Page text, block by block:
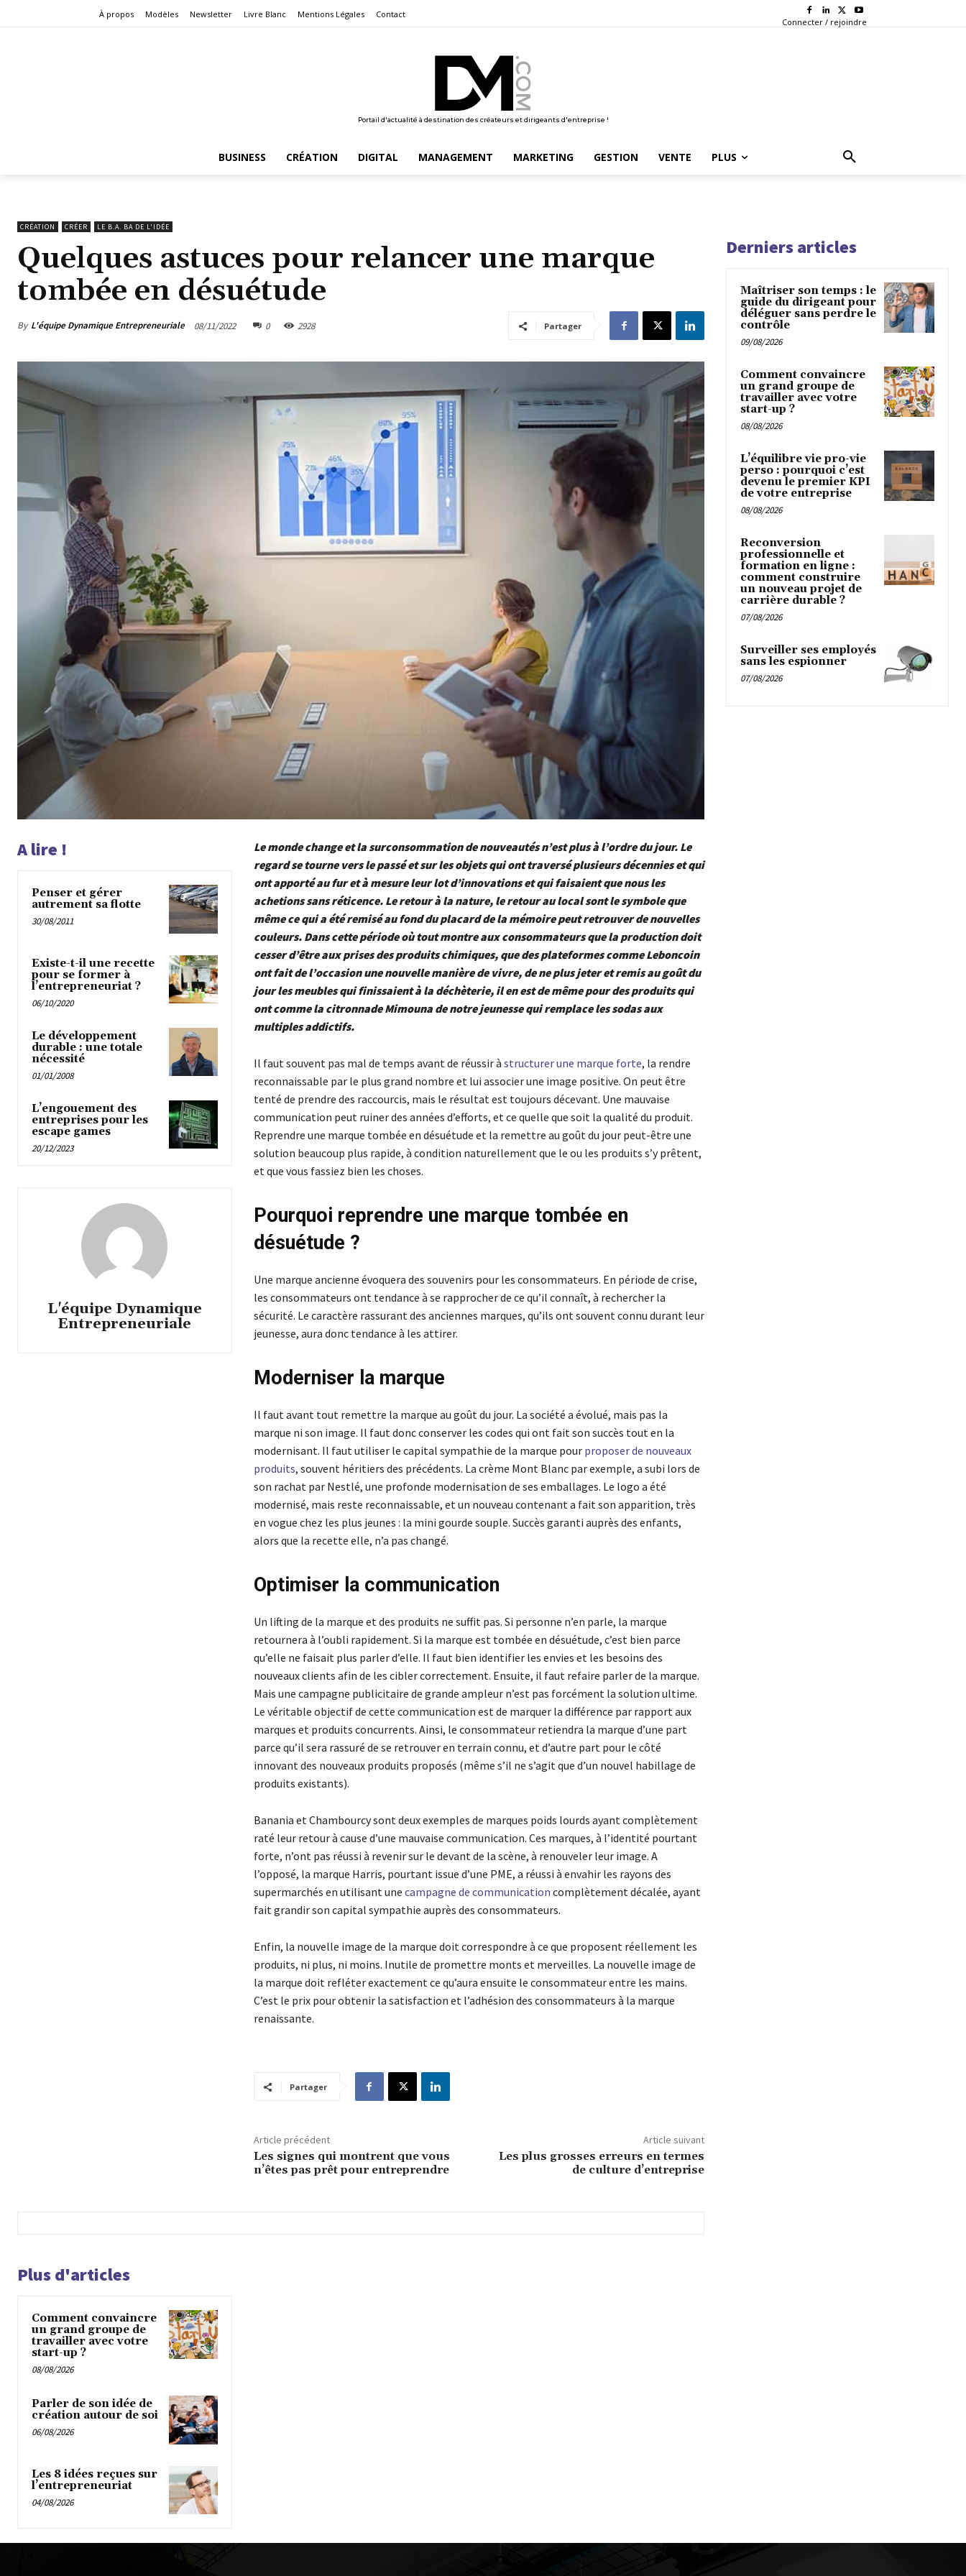
À propos Modèles Newsletter Livre Blanc Mentions Légales Contact
Connecter / rejoindre
Portail d'actualité à destination des créateurs et dirigeants d'entreprise !
BUSINESS CRÉATION DIGITAL MANAGEMENT MARKETING GESTION VENTE PLUS
CRÉATION CRÉER LE B.A. BA DE L'IDÉE
Quelques astuces pour relancer une marque
tombée en désuétude
By L'équipe Dynamique Entrepreneuriale 08/11/2022 0 2928 Partager
A lire !
Penser et gérer
autrement sa flotte
30/08/2011
Existe-t-il une recette
pour se former à
l’entrepreneuriat ?
06/10/2020
Le développement
durable : une totale
nécessité
01/01/2008
L’engouement des
entreprises pour les
escape games
20/12/2023
L'équipe Dynamique
Entrepreneuriale
Le monde change et la surconsommation de nouveautés n’est plus à l’ordre du jour. Le
regard se tourne vers le passé et sur les objets qui ont traversé plusieurs décennies et qui
ont apporté au fur et à mesure leur lot d’innovations et qui faisaient que nous les
achetions sans réticence. Le retour à la nature, le retour au local sont le symbole que
même ce qui a été remisé au fond du placard de la mémoire peut retrouver de nouvelles
couleurs. Dans cette période où tout montre aux consommateurs que la production doit
cesser d’être aux prises des produits chimiques, que des plateformes comme Leboncoin
ont fait de l’occasion une nouvelle manière de vivre, de ne plus jeter et remis au goût du
jour les meubles qui finissaient à la déchèterie, il en est de même pour des produits qui
ont comme la citronnade Mimouna de notre jeunesse qui remplace les sodas aux
multiples addictifs.
Il faut souvent pas mal de temps avant de réussir à structurer une marque forte, la rendre
reconnaissable par le plus grand nombre et lui associer une image positive. On peut être
tenté de prendre des raccourcis, mais le résultat est toujours décevant. Une mauvaise
communication peut ruiner des années d’efforts, et ce quelle que soit la qualité du produit.
Reprendre une marque tombée en désuétude et la remettre au goût du jour peut-être une
solution beaucoup plus rapide, à condition naturellement que le ou les produits s’y prêtent,
et que vous fassiez bien les choses.
Pourquoi reprendre une marque tombée en
désuétude ?
Une marque ancienne évoquera des souvenirs pour les consommateurs. En période de crise,
les consommateurs ont tendance à se rapprocher de ce qu’il connaît, à rechercher la
sécurité. Le caractère rassurant des anciennes marques, qu’ils ont souvent connu durant leur
jeunesse, aura donc tendance à les attirer.
Moderniser la marque
Il faut avant tout remettre la marque au goût du jour. La société a évolué, mais pas la
marque ni son image. Il faut donc conserver les codes qui ont fait son succès tout en la
modernisant. Il faut utiliser le capital sympathie de la marque pour proposer de nouveaux
produits, souvent héritiers des précédents. La crème Mont Blanc par exemple, a subi lors de
son rachat par Nestlé, une profonde modernisation de ses emballages. Le logo a été
modernisé, mais reste reconnaissable, et un nouveau contenant a fait son apparition, très
en vogue chez les plus jeunes : la mini gourde souple. Succès garanti auprès des enfants,
alors que la recette elle, n’a pas changé.
Optimiser la communication
Un lifting de la marque et des produits ne suffit pas. Si personne n’en parle, la marque
retournera à l’oubli rapidement. Si la marque est tombée en désuétude, c’est bien parce
qu’elle ne faisait plus parler d’elle. Il faut bien identifier les envies et les besoins des
nouveaux clients afin de les cibler correctement. Ensuite, il faut refaire parler de la marque.
Mais une campagne publicitaire de grande ampleur n’est pas forcément la solution ultime.
Le véritable objectif de cette communication est de marquer la différence par rapport aux
marques et produits concurrents. Ainsi, le consommateur retiendra la marque d’une part
parce qu’il sera rassuré de se retrouver en terrain connu, et d’autre part pour le côté
innovant des nouveaux produits proposés (même s’il ne s’agit que d’un nouvel habillage de
produits existants).
Banania et Chambourcy sont deux exemples de marques poids lourds ayant complètement
raté leur retour à cause d’une mauvaise communication. Ces marques, à l’identité pourtant
forte, n’ont pas réussi à revenir sur le devant de la scène, à renouveler leur image. A
l’opposé, la marque Harris, pourtant issue d’une PME, a réussi à envahir les rayons des
supermarchés en utilisant une campagne de communication complètement décalée, ayant
fait grandir son capital sympathie auprès des consommateurs.
Enfin, la nouvelle image de la marque doit correspondre à ce que proposent réellement les
produits, ni plus, ni moins. Inutile de promettre monts et merveilles. La nouvelle image de
la marque doit refléter exactement ce qu’aura ensuite le consommateur entre les mains.
C’est le prix pour obtenir la satisfaction et l’adhésion des consommateurs à la marque
renaissante.
Partager
Article précédent
Les signes qui montrent que vous
n’êtes pas prêt pour entreprendre
Article suivant
Les plus grosses erreurs en termes
de culture d’entreprise
Plus d'articles
Comment convaincre
un grand groupe de
travailler avec votre
start-up ?
08/08/2026
Parler de son idée de
création autour de soi
06/08/2026
Les 8 idées reçues sur
l’entrepreneuriat
04/08/2026
Derniers articles
Maîtriser son temps : le
guide du dirigeant pour
déléguer sans perdre le
contrôle
09/08/2026
Comment convaincre
un grand groupe de
travailler avec votre
start-up ?
08/08/2026
L’équilibre vie pro-vie
perso : pourquoi c’est
devenu le premier KPI
de votre entreprise
08/08/2026
Reconversion
professionnelle et
formation en ligne :
comment construire
un nouveau projet de
carrière durable ?
07/08/2026
Surveiller ses employés
sans les espionner
07/08/2026